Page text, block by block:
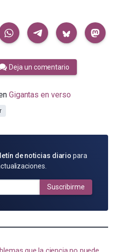
Deja un comentario
Gigantas en verso
de noticias diario para
Suscribirme